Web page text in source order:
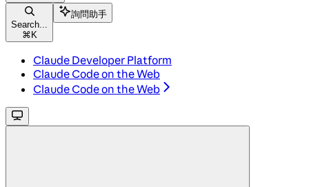
Search...
⌘ K
詢問助手
Claude Developer Platform
Claude Code on the Web
Claude Code on the Web